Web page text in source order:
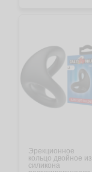
Эрекционное
кольцо двойное из
силикона